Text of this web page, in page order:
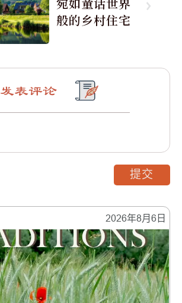
般的乡村住宅
2026年8月6日
发表评论
提交